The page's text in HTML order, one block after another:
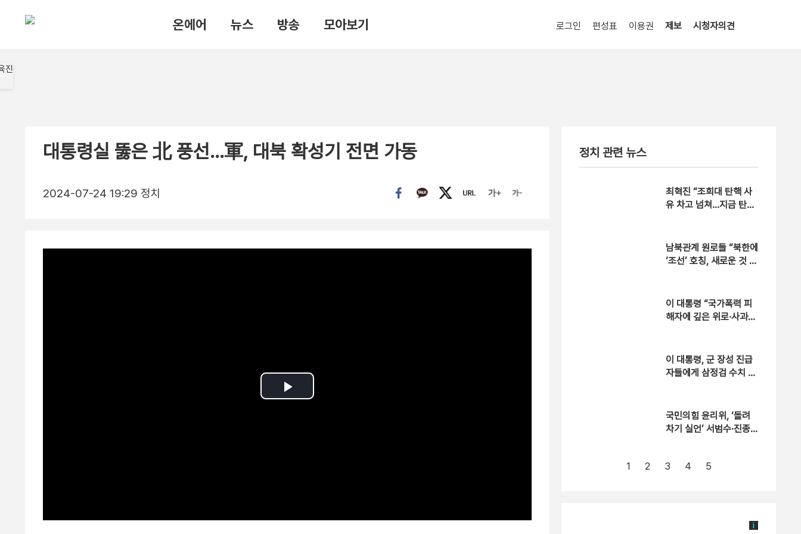
온에어 뉴스 방송 모아보기 로그인 편성표 이용권 제보 시청자의견
대통령실 뚫은 北 풍선…軍, 대북 확성기 전면 가동
2024-07-24 19:29 정치
정치 관련 뉴스
최혁진 “조희대 탄핵 사
유 차고 넘쳐…지금 탄핵
남북관계 원로들 “북한에
‘조선’ 호칭, 새로운 것 아
이 대통령 “국가폭력 피
해자에 깊은 위로·사과…
이 대통령, 군 장성 진급
자들에게 삼정검 수치 수
국민의힘 윤리위, ‘돌려
차기 실언’ 서범수·진종
1 2 3 4 5